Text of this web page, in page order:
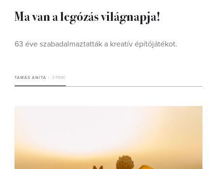
Ma van a legózás világnapja!
63 éve szabadalmaztatták a kreatív építőjátékot.
TAMÁS ANITA 2 PERC